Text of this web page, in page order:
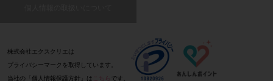
株式会社エクスクリエが運営する、レシートを活用したサ
ービスのモニター回答は、
1つのアンケートにつき1人1回
の参加とさせていただいております。
: 0
株式会社エクスクリエは
プライバシーマークを取得しています。
当社の「個人情報保護方針」は
です。